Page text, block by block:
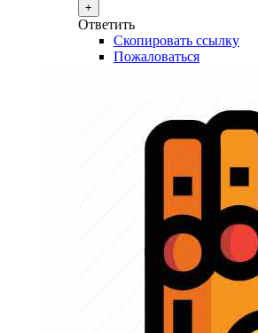
+
Ответить
Скопировать ссылку
Пожаловаться